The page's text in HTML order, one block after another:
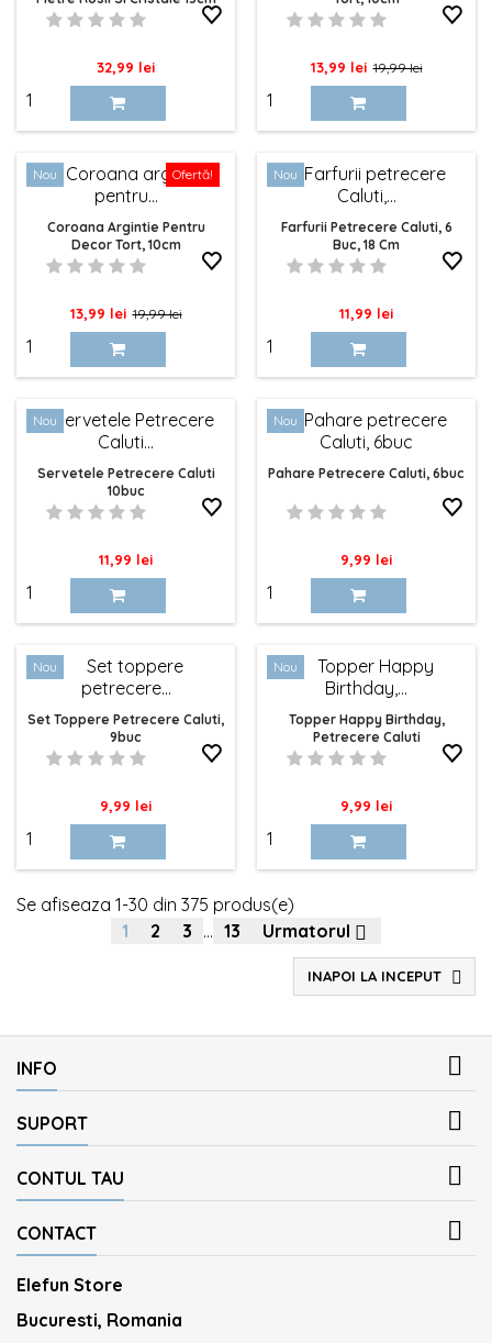
Pret
32,99 lei Pret
13,99 lei Pret
baza
19,99 lei
Nou Ofertă!
Coroana Argintie Pentru
Decor Tort, 10cm
Pret
13,99 lei Pret
baza
19,99 lei
Nou
Farfurii Petrecere Caluti, 6
Buc, 18 Cm
Pret
11,99 lei
Nou
Servetele Petrecere Caluti
10buc
Pret
11,99 lei
Nou
Pahare Petrecere Caluti, 6buc
Pret
9,99 lei
Nou
Set Toppere Petrecere Caluti,
9buc
Pret
9,99 lei
Nou
Topper Happy Birthday,
Petrecere Caluti
Pret
9,99 lei
Se afiseaza 1-30 din 375 produs(e)
1
2 3 … 13 Urmatorul 
INAPOI LA INCEPUT 
INFO 
SUPORT 
CONTUL TAU 
CONTACT 
Elefun Store
Bucuresti, Romania